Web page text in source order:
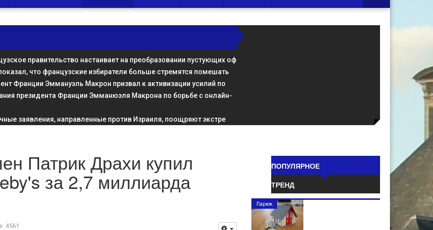
правительство настаивает на преобразовании пустующих оф
что французские избиратели больше стремятся помешать
Франции Эммануэль Макрон призвал к активизации усилий по
президента Франции Эмманюэля Макрона по борьбе с онлайн-
заявления, направленные против Израиля, поощряют экстре
Патрик Драхи купил
за 2,7 миллиарда
4561
ПОПУЛЯРНОЕ
ТРЕНД
Париж